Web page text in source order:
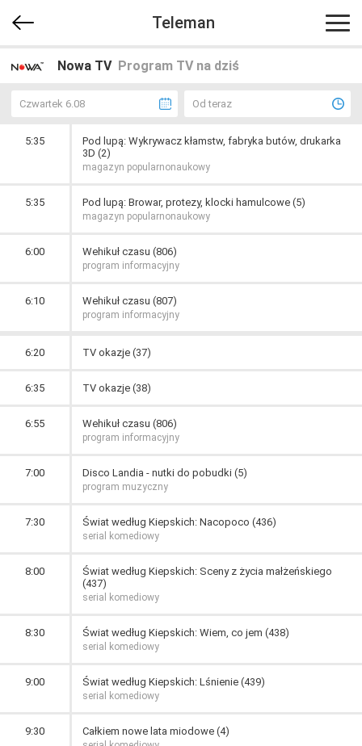
Teleman
Nowa TV Program TV na dziś
Czwartek 6.08 Od teraz
5:35
Pod lupą: Wykrywacz kłamstw, fabryka butów, drukarka
3D (2)
magazyn popularnonaukowy
5:35 Pod lupą: Browar, protezy, klocki hamulcowe (5)
magazyn popularnonaukowy
6:00 Wehikuł czasu (806)
program informacyjny
6:10 Wehikuł czasu (807)
program informacyjny
6:20 TV okazje (37)
6:35 TV okazje (38)
6:55 Wehikuł czasu (806)
program informacyjny
7:00 Disco Landia - nutki do pobudki (5)
program muzyczny
7:30 Świat według Kiepskich: Nacopoco (436)
serial komediowy
8:00
Świat według Kiepskich: Sceny z życia małżeńskiego
(437)
serial komediowy
8:30 Świat według Kiepskich: Wiem, co jem (438)
serial komediowy
9:00 Świat według Kiepskich: Lśnienie (439)
serial komediowy
9:30 Całkiem nowe lata miodowe (4)